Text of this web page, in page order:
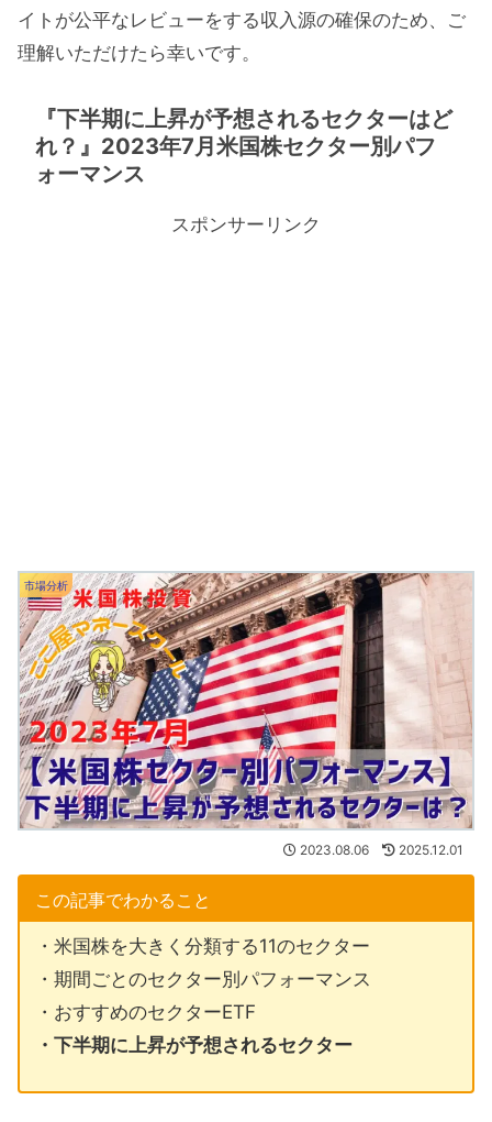
イトが公平なレビューをする収入源の確保のため、ご
理解いただけたら幸いです。
『下半期に上昇が予想されるセクターはど
れ？』2023年7月米国株セクター別パフ
ォーマンス
スポンサーリンク
市場分析
2023.08.06 2025.12.01
この記事でわかること
・米国株を大きく分類する11のセクター
・期間ごとのセクター別パフォーマンス
・おすすめのセクターETF
・下半期に上昇が予想されるセクター